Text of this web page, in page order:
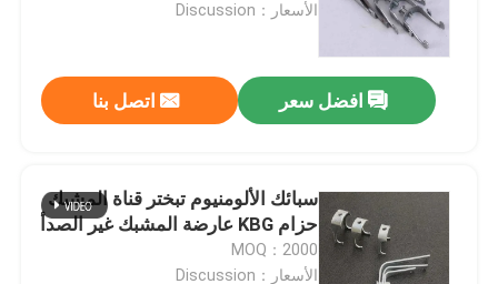
أشرطة فيديو
الأسعار：Discussion
افضل سعر اتصل بنا
سبائك الألومنيوم تبختر قناة المشبك
حزام KBG عارضة المشبك غير الصدأ
MOQ：2000
الأسعار：Discussion